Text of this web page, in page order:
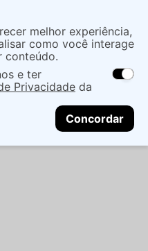
melhor experiência,
como você interage
conteúdo.
e ter
Privacidade da
Concordar